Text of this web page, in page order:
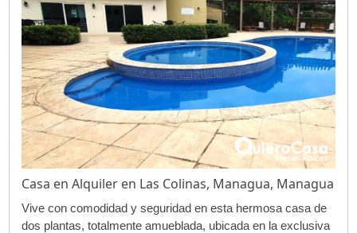
Casa en Alquiler en Las Colinas, Managua, Managua
Vive con comodidad y seguridad en esta hermosa casa de
dos plantas, totalmente amueblada, ubicada en la exclusiva